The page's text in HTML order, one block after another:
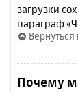
загрузки
параграф
Вернуться
Почему